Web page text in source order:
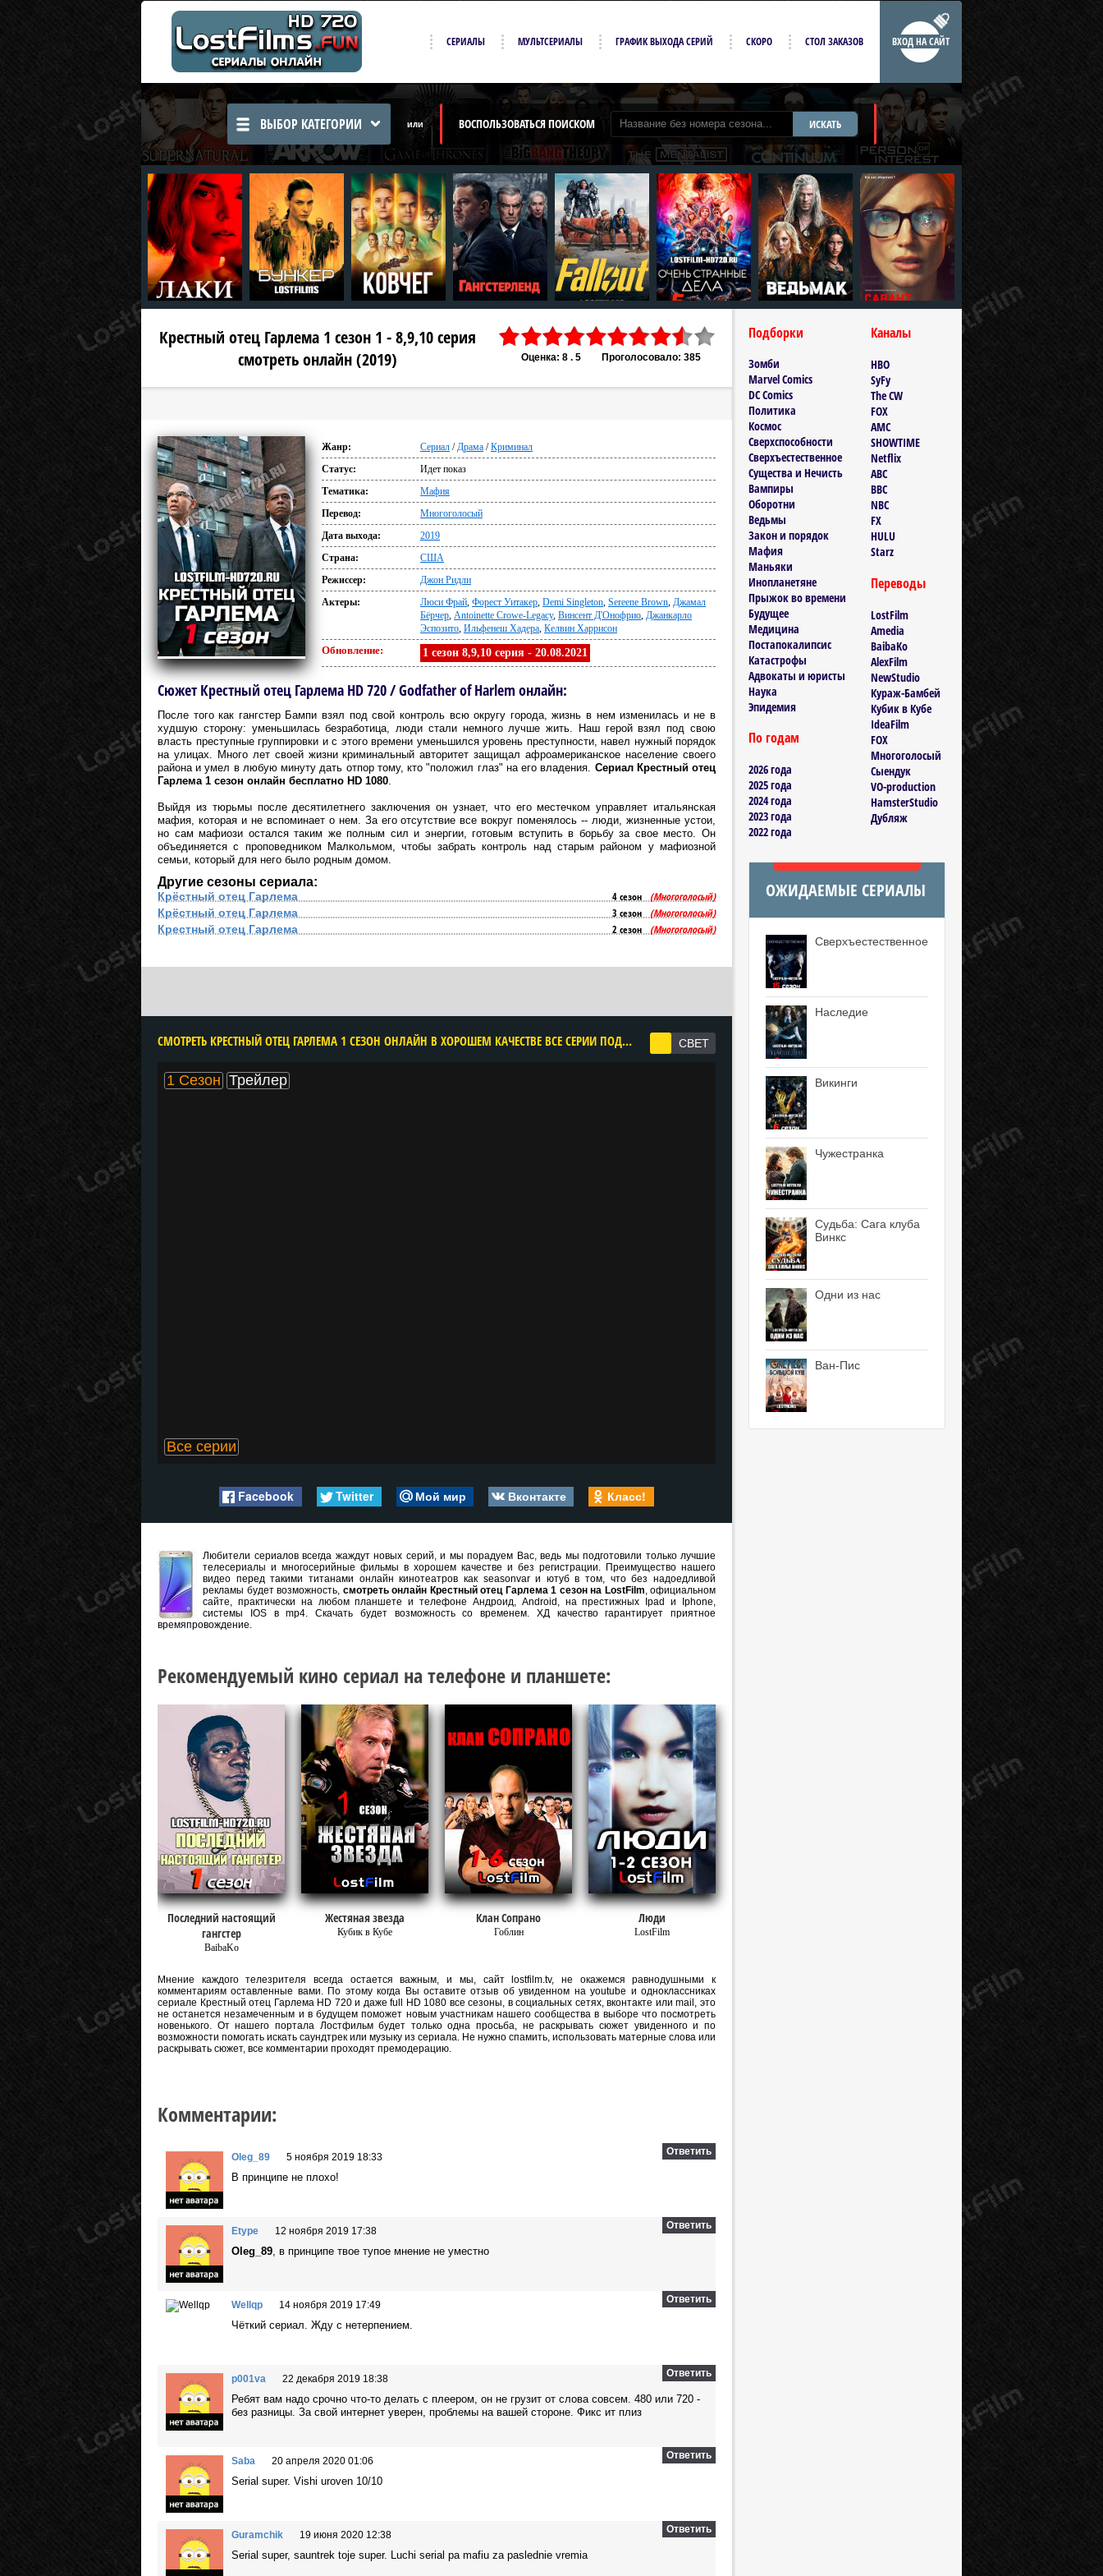
ВХОД НА САЙТ
СЕРИАЛЫ МУЛЬТСЕРИАЛЫ ГРАФИК ВЫХОДА СЕРИЙ СКОРО СТОЛ ЗАКАЗОВ
ВЫБОР КАТЕГОРИИ или ВОСПОЛЬЗОВАТЬСЯ ПОИСКОМ ИСКАТЬ
Оценка: 8 . 5 Проголосовало: 385
Крестный отец Гарлема 1 сезон 1 - 8,9,10 серия
смотреть онлайн (2019)
Жанр: Сериал /Драма /Криминал
Статус:
Идет показ
Тематика:
Мафия
Перевод:
Многоголосый
Дата выхода:
2019
Страна:
США
Режиссер:
Джон Ридли
Актеры:
Люси Фрай, Форест Уитакер, Demi Singleton, Sereene Brown, Джамал
Бёрчер, Antoinette Crowe-Legacy, Винсент Д'Онофрио, Джанкарло
Эспозито, Ильфенеш Хадера, Келвин Харрисон
Обновление: 1 сезон 8,9,10 серия - 20.08.2021
Сюжет Крестный отец Гарлема HD 720 / Godfather of Harlem онлайн:
После того как гангстер Бампи взял под свой контроль всю округу города, жизнь в нем изменилась и не в
худшую сторону: уменьшилась безработица, люди стали немного лучше жить. Наш герой взял под свою
власть преступные группировки и с этого времени уменьшился уровень преступности, навел нужный порядок
на улицах. Много лет своей жизни криминальный авторитет защищал афроамериканское население своего
района и умел в любую минуту дать отпор тому, кто "положил глаз" на его владения. Сериал Крестный отец
Гарлема 1 сезон онлайн бесплатно HD 1080.
Выйдя из тюрьмы после десятилетнего заключения он узнает, что его местечком управляет итальянская
мафия, которая и не вспоминает о нем. За его отсутствие все вокруг поменялось -- люди, жизненные устои,
но сам мафиози остался таким же полным сил и энергии, готовым вступить в борьбу за свое место. Он
объединяется с проповедником Малкольмом, чтобы забрать контроль над старым районом у мафиозной
семьи, который для него было родным домом.
Другие сезоны сериала:
Крёстный отец Гарлема 4 сезон (Многоголосый)
Крёстный отец Гарлема 3 сезон (Многоголосый)
Крестный отец Гарлема 2 сезон (Многоголосый)
CМОТРЕТЬ КРЕСТНЫЙ ОТЕЦ ГАРЛЕМА 1 СЕЗОН ОНЛАЙН В ХОРОШЕМ КАЧЕСТВЕ ВСЕ СЕРИИ ПОДРЯД БЕСПЛАТНО
1 Сезон Трейлер
Все серии
Facebook Twitter Мой мир Вконтакте Класс!
Любители сериалов всегда жаждут новых серий, и мы порадуем Вас, ведь мы подготовили только лучшие
телесериалы и многосерийные фильмы в хорошем качестве и без регистрации. Преимущество нашего
видео перед такими титанами онлайн кинотеатров как seasonvar и ютуб в том, что без надоедливой
рекламы будет возможность, смотреть онлайн Крестный отец Гарлема 1 сезон на LostFilm, официальном
сайте, практически на любом планшете и телефоне Андроид, Android, на престижных Ipad и Iphone,
системы IOS в mp4. Скачать будет возможность со временем. ХД качество гарантирует приятное
времяпровождение.
Рекомендуемый кино сериал на телефоне и планшете:
Последний настоящий
гангстер
BaibaKo
Жестяная звезда
Кубик в Кубе
Клан Сопрано
Гоблин
Люди
LostFilm
Мнение каждого телезрителя всегда остается важным, и мы, сайт lostfilm.tv, не окажемся равнодушными к
комментариям оставленные вами. По этому когда Вы оставите отзыв об увиденном на youtube и одноклассниках
сериале Крестный отец Гарлема HD 720 и даже full HD 1080 все сезоны, в социальных сетях, вконтакте или mail, это
не останется незамеченным и в будущем поможет новым участникам нашего сообщества в выборе что посмотреть
новенького. От нашего портала Лостфильм будет только одна просьба, не раскрывать сюжет увиденного и по
возможности помогать искать саундтрек или музыку из сериала. Не нужно спамить, использовать матерные слова или
раскрывать сюжет, все комментарии проходят премодерацию.
Комментарии:
Oleg_89 5 ноября 2019 18:33 Ответить
В принципе не плохо!
Etype 12 ноября 2019 17:38 Ответить
Oleg_89, в принципе твое тупое мнение не уместно
Wellqp 14 ноября 2019 17:49 Ответить
Чёткий сериал. Жду с нетерпением.
p001va 22 декабря 2019 18:38 Ответить
Ребят вам надо срочно что-то делать с плеером, он не грузит от слова совсем. 480 или 720 -
без разницы. За свой интернет уверен, проблемы на вашей стороне. Фикс ит плиз
Saba 20 апреля 2020 01:06 Ответить
Serial super. Vishi uroven 10/10
Guramchik 19 июня 2020 12:38 Ответить
Serial super, sauntrek toje super. Luchi serial pa mafiu za paslednie vremia
Подборки
Зомби
Marvel Comics
DC Comics
Политика
Космос
Сверхспособности
Сверхъестественное
Существа и Нечисть
Вампиры
Оборотни
Ведьмы
Закон и порядок
Мафия
Маньяки
Инопланетяне
Прыжок во времени
Будущее
Медицина
Постапокалипсис
Катастрофы
Адвокаты и юристы
Наука
Эпидемия
По годам
2026 года
2025 года
2024 года
2023 года
2022 года
Каналы
HBO
SyFy
The CW
FOX
AMC
SHOWTIME
Netflix
ABC
BBC
NBC
FX
HULU
Starz
Переводы
LostFilm
Amedia
BaibaKo
AlexFilm
NewStudio
Кураж-Бамбей
Кубик в Кубе
IdeaFilm
FOX
Многоголосый
Сыендук
VO-production
HamsterStudio
Дубляж
ОЖИДАЕМЫЕ СЕРИАЛЫ
Сверхъестественное
Наследие
Викинги
Чужестранка
Судьба: Сага клуба
Винкс
Одни из нас
Ван-Пис